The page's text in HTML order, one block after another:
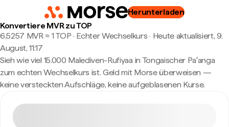
Herunterladen
Konvertiere MVR zu TOP
6,5257 MVR ≈ 1 TOP · Echter Wechselkurs · Heute aktualisiert, 9.
August, 11:17
Sieh wie viel 15.000 Malediven-Rufiyaa in Tongaischer Paʻanga
zum echten Wechselkurs ist. Geld mit Morse überweisen —
keine versteckten Aufschläge, keine aufgeblasenen Kurse.